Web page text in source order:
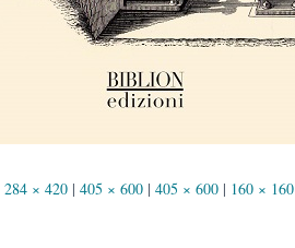
284 × 420 | 405 × 600 | 405 × 600 | 160 × 160